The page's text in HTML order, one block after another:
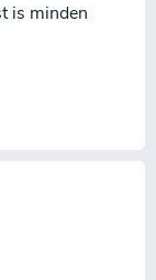
is minden